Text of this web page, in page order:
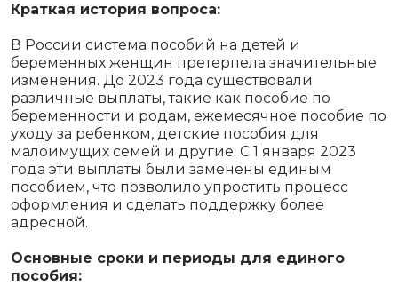
Краткая история вопроса:
В России система пособий на детей и
беременных женщин претерпела значительные
изменения. До 2023 года существовали
различные выплаты, такие как пособие по
беременности и родам, ежемесячное пособие по
уходу за ребенком, детские пособия для
малоимущих семей и другие. С 1 января 2023
года эти выплаты были заменены единым
пособием, что позволило упростить процесс
оформления и сделать поддержку более
адресной.
Основные сроки и периоды для единого
пособия: